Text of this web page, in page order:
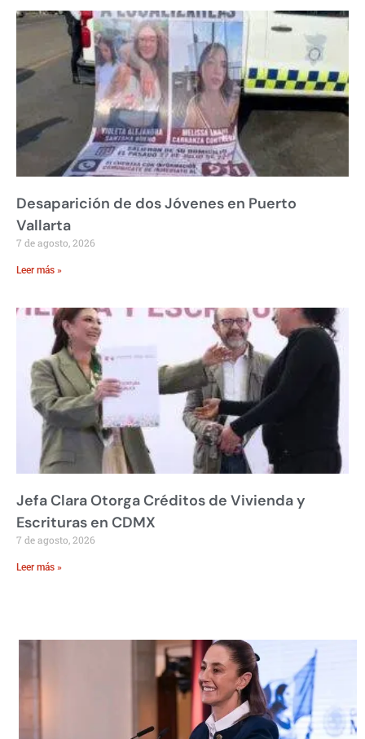
Desaparición de dos Jóvenes en Puerto
Vallarta
7 de agosto, 2026
Leer más »
Jefa Clara Otorga Créditos de Vivienda y
Escrituras en CDMX
7 de agosto, 2026
Leer más »